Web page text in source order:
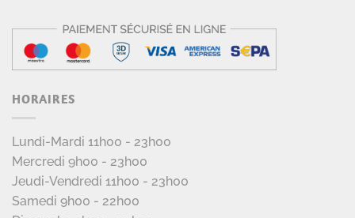
HORAIRES
Lundi-Mardi 11h00 - 23h00
Mercredi 9h00 - 23h00
Jeudi-Vendredi 11h00 - 23h00
Samedi 9h00 - 22h00